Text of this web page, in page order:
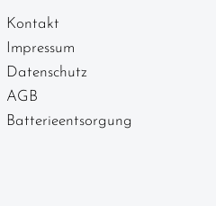
Kontakt
Impressum
Datenschutz
AGB
Batterieentsorgung